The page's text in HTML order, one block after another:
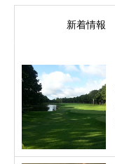
新着情報